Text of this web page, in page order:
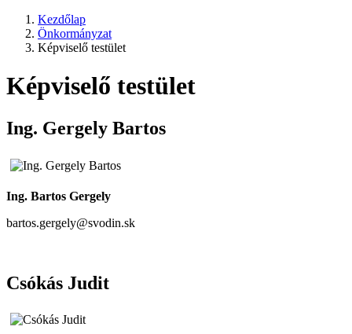
Kezdőlap
Önkormányzat
Képviselő testület
Képviselő testület
Ing. Gergely Bartos
Ing. Bartos Gergely
bartos.gergely@svodin.sk
Csókás Judit